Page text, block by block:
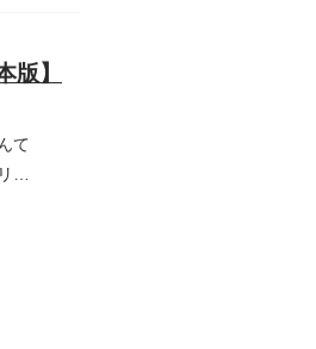
】
て
ル